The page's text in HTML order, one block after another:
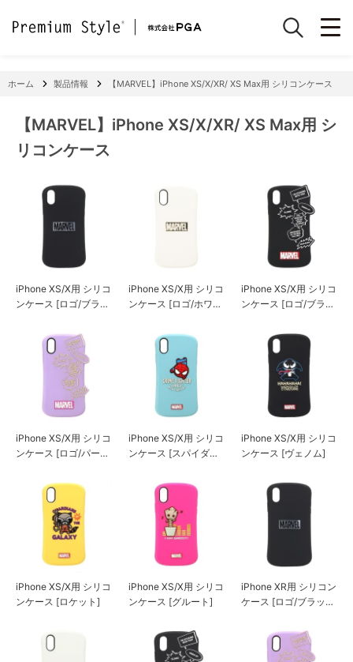
ホーム 製品情報 【MARVEL】iPhone XS/X/XR/ XS Max用 シリコンケース
【MARVEL】iPhone XS/X/XR/ XS Max用 シ
リコンケース
iPhone XS/X用 シリコ
ンケース [ロゴ/ブラッ
iPhone XS/X用 シリコ
ンケース [ロゴ/ホワイ
iPhone XS/X用 シリコ
ンケース [ロゴ/ブラッ
iPhone XS/X用 シリコ
ンケース [ロゴ/パープ
iPhone XS/X用 シリコ
ンケース [スパイダー
iPhone XS/X用 シリコ
ンケース [ヴェノム]
iPhone XS/X用 シリコ
ンケース [ロケット]
iPhone XS/X用 シリコ
ンケース [グルート]
iPhone XR用 シリコン
ケース [ロゴ/ブラック